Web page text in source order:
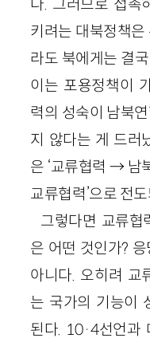
다. 그러므로 접촉
키려는 대북정책
라도 북에게는 결
이는 포용정책이
력의 성숙이 남북
지 않다는 게 드러
은 ‘교류협력 → 남
교류협력’으로 전
그렇다면 교류협
은 어떤 것인가?
아니다. 오히려 교
는 국가의 기능이
된다. 10·4선언과